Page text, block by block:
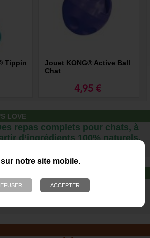
notre site mobile.
Tippin
Jouet KONG® Active Ball
Chat
4,95 €
LOVE
repas complets pour chats, à
d’ingrédients 100% naturels.
lui un jouet pour des heures
de plaisirs !